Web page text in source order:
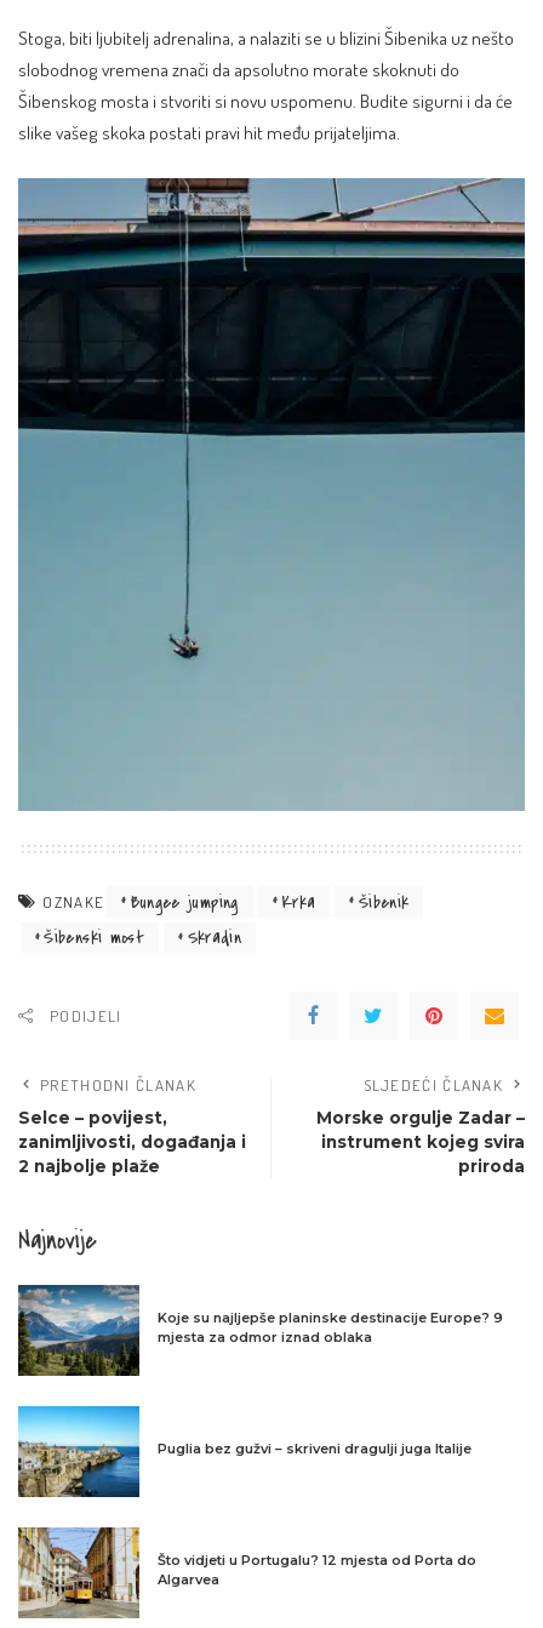
Stoga, biti ljubitelj adrenalina, a nalaziti se u blizini Šibenika uz nešto
slobodnog vremena znači da apsolutno morate skoknuti do
Šibenskog mosta i stvoriti si novu uspomenu. Budite sigurni i da će
slike vašeg skoka postati pravi hit među prijateljima.
OZNAKE Bungee jumping Krka
Šibenik
Šibenski most
Skradin
PODIJELI
PRETHODNI ČLANAK
Selce – povijest,
zanimljivosti, događanja i
2 najbolje plaže
SLJEDEĆI ČLANAK
Morske orgulje Zadar –
instrument kojeg svira
priroda
Najnovije
Koje su najljepše planinske destinacije Europe? 9
mjesta za odmor iznad oblaka
Puglia bez gužvi – skriveni dragulji juga Italije
Što vidjeti u Portugalu? 12 mjesta od Porta do
Algarvea